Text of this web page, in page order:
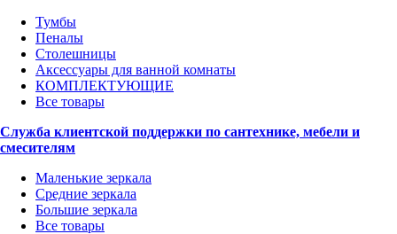
Тумбы
Пеналы
Столешницы
Аксессуары для ванной комнаты
КОМПЛЕКТУЮЩИЕ
Все товары
Служба клиентской поддержки по сантехнике, мебели и
смесителям
Маленькие зеркала
Средние зеркала
Большие зеркала
Все товары